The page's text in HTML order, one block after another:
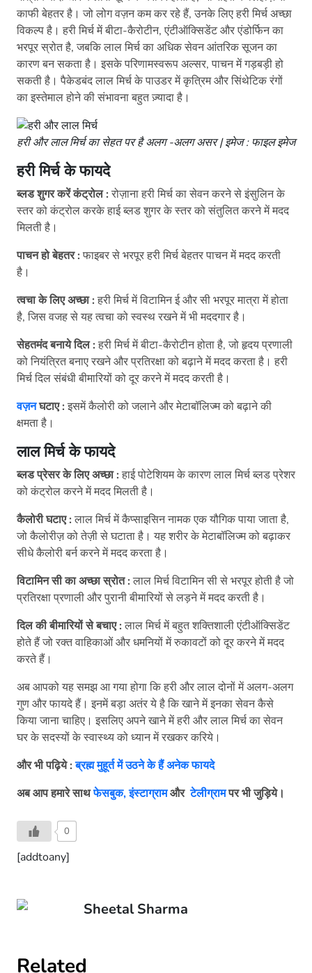
काफी बेहतर है। जो लोग वज़न कम कर रहे हैं, उनके लिए हरी मिर्च अच्छा
विकल्प है। हरी मिर्च में बीटा-कैरोटीन, एंटीऑक्सिडेंट और एंडोर्फिन का
भरपूर स्रोत है, जबकि लाल मिर्च का अधिक सेवन आंतरिक सूजन का
कारण बन सकता है। इसके परिणामस्वरूप अल्सर, पाचन में गड़बड़ी हो
सकती है। पैकेडबंद लाल मिर्च के पाउडर में कृत्रिम और सिंथेटिक रंगों
का इस्तेमाल होने की संभावना बहुत ज़्यादा है।
हरी और लाल मिर्च का सेहत पर है अलग -अलग असर | इमेज : फाइल इमेज
हरी मिर्च के फायदे
ब्लड शुगर करें कंट्रोल : रोज़ाना हरी मिर्च का सेवन करने से इंसुलिन के
स्तर को कंट्रोल करके हाई ब्लड शुगर के स्तर को संतुलित करने में मदद
मिलती है।
पाचन हो बेहतर : फाइबर से भरपूर हरी मिर्च बेहतर पाचन में मदद करती
है।
त्वचा के लिए अच्छा : हरी मिर्च में विटामिन ई और सी भरपूर मात्रा में होता
है, जिस वजह से यह त्‍वचा को स्‍वस्‍थ रखने में भी मददगार है।
सेहतमंद बनाये दिल : हरी मिर्च में बीटा-कैरोटीन होता है, जो हृदय प्रणाली
को नियंत्रित बनाए रखने और प्रतिरक्षा को बढ़ाने में मदद करता है। हरी
मिर्च दिल संबंधी बीमारियों को दूर करने में मदद करती है।
वज़नघटाए : इसमें कैलोरी को जलाने और मेटाबॉलिज्म को बढ़ाने की
क्षमता है।
लाल मिर्च के फायदे
ब्लड प्रेसर के लिए अच्छा : हाई पोटेशियम के कारण लाल मिर्च ब्लड प्रेशर
को कंट्रोल करने में मदद मिलती है।
कैलोरी घटाए : लाल मिर्च में कैप्साइसिन नामक एक यौगिक पाया जाता है,
जो कैलोरीज़ को तेज़ी से घटाता है। यह शरीर के मेटाबॉलिज्म को बढ़ाकर
सीधे कैलोरी बर्न करने में मदद करता है।
विटामिन सी का अच्छा स्रोत : लाल मिर्च विटामिन सी से भरपूर होती है जो
प्रतिरक्षा प्रणाली और पुरानी बीमारियों से लड़ने में मदद करती है।
दिल की बीमारियों से बचाए : लाल मिर्च में बहुत शक्तिशाली एंटीऑक्सिडेंट
होते हैं जो रक्त वाहिकाओं और धमनियों में रुकावटों को दूर करने में मदद
करते हैं।
अब आपको यह समझ आ गया होगा कि हरी और लाल दोनों में अलग-अलग
गुण और फायदे हैं। इनमें बड़ा अतंर ये है कि खाने में इनका सेवन कैसे
किया जाना चाहिए। इसलिए अपने खाने में हरी और लाल मिर्च का सेवन
घर के सदस्यों के स्वास्थ्य को ध्यान में रखकर करिये।
और भी पढ़िये : ब्रह्म मुहूर्त में उठने के हैं अनेक फायदे
अब आप हमारे साथफेसबुक,इंस्टाग्रामऔरटेलीग्रामपर भी जुड़िये।
0
[addtoany]
Sheetal Sharma
Related